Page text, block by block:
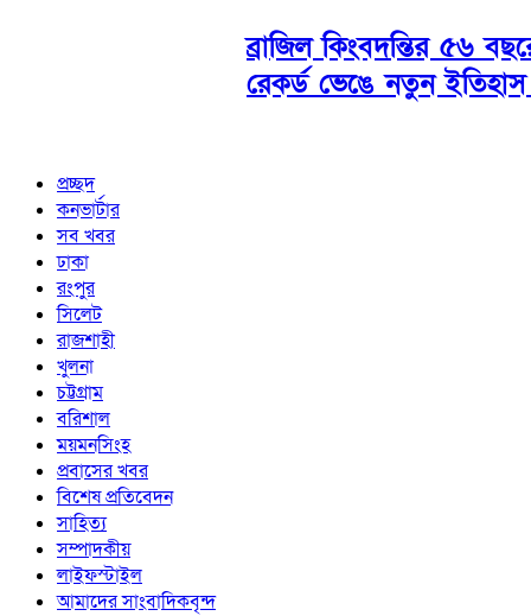
ব্রাজিল কিংবদন্তির ৫৬
রেকর্ড ভেঙে নতুন
প্রচ্ছদ
কনভার্টার
সব খবর
ঢাকা
রংপুর
সিলেট
রাজশাহী
খুলনা
চট্টগ্রাম
বরিশাল
ময়মনসিংহ
প্রবাসের খবর
বিশেষ প্রতিবেদন
সাহিত্য
সম্পাদকীয়
লাইফস্টাইল
আমাদের সাংবাদিকবৃন্দ